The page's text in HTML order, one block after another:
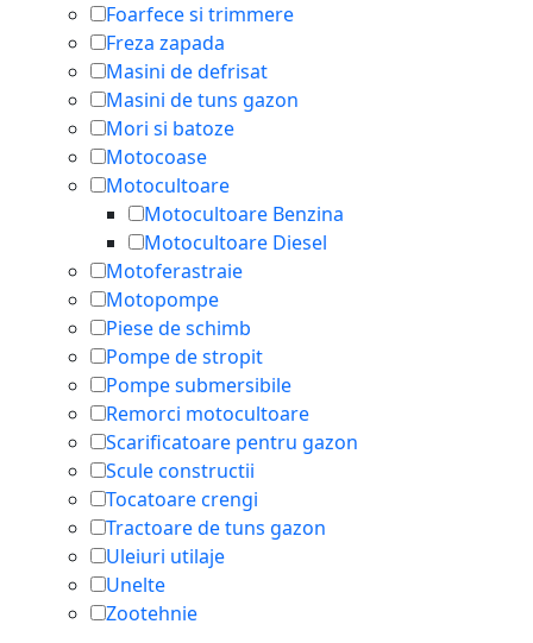
Foarfece si trimmere
Freza zapada
Masini de defrisat
Masini de tuns gazon
Mori si batoze
Motocoase
Motocultoare
Motocultoare Benzina
Motocultoare Diesel
Motoferastraie
Motopompe
Piese de schimb
Pompe de stropit
Pompe submersibile
Remorci motocultoare
Scarificatoare pentru gazon
Scule constructii
Tocatoare crengi
Tractoare de tuns gazon
Uleiuri utilaje
Unelte
Zootehnie